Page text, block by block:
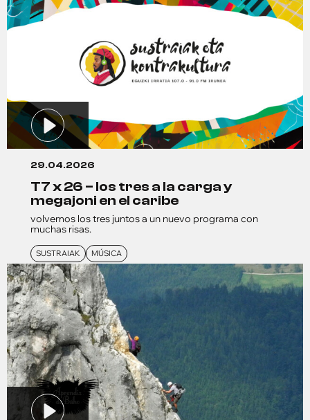
29.04.2026
t7 x 26 – los tres a la carga y
megajoni en el caribe
volvemos los tres juntos a un nuevo programa con
muchas risas.
SUSTRAIAK MÚSICA